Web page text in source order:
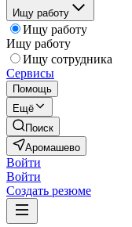
Ищу работу
Ищу работу
Ищу работу
Ищу сотрудника
Сервисы
Помощь
Ещё
Поиск
Аромашево
Войти
Войти
Создать резюме